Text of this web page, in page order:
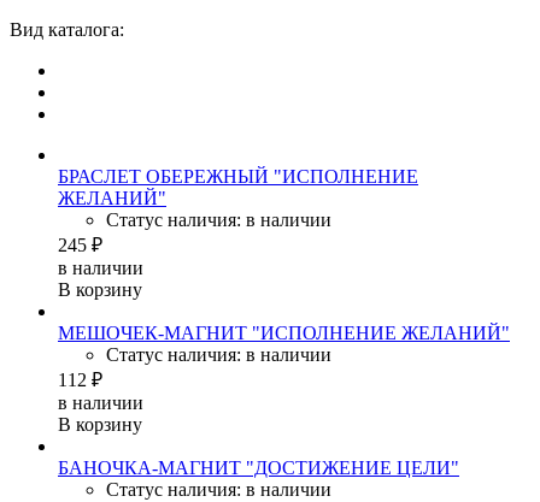
Вид каталога:
БРАСЛЕТ ОБЕРЕЖНЫЙ "ИСПОЛНЕНИЕ
ЖЕЛАНИЙ"
Статус наличия: в наличии
245 ₽
в наличии
В корзину
МЕШОЧЕК-МАГНИТ "ИСПОЛНЕНИЕ ЖЕЛАНИЙ"
Статус наличия: в наличии
112 ₽
в наличии
В корзину
БАНОЧКА-МАГНИТ "ДОСТИЖЕНИЕ ЦЕЛИ"
Статус наличия: в наличии